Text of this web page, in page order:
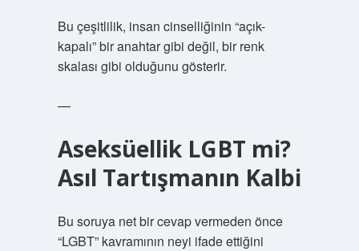
Bu çeşitlilik, insan cinselliğinin “açık-
kapalı” bir anahtar gibi değil, bir renk
skalası gibi olduğunu gösterir.
—
Aseksüellik LGBT mi?
Asıl Tartışmanın Kalbi
Bu soruya net bir cevap vermeden önce
“LGBT” kavramının neyi ifade ettiğini